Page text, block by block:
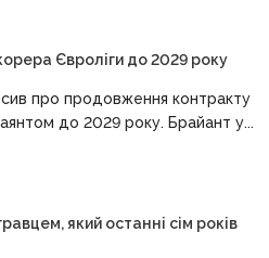
Євроліги до 2029 року
про продовження контракту
до 2029 року. Брайант у...
який останні сім років